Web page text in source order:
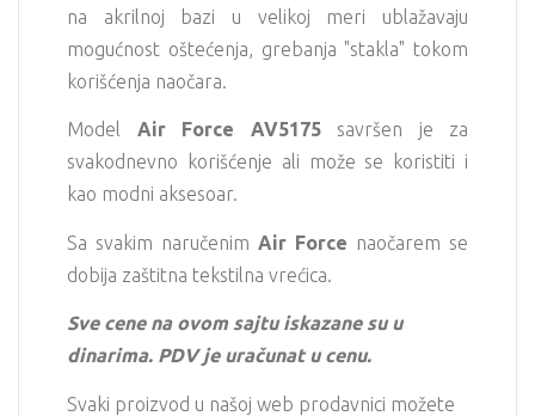
na akrilnoj bazi u velikoj meri ublažavaju
mogućnost oštećenja, grebanja "stakla" tokom
korišćenja naočara.
Model Air Force AV5175savršen je za
svakodnevno korišćenje ali može se koristiti i
kao modni aksesoar.
Sa svakim naručenim Air Force naočarem se
dobija zaštitna tekstilna vrećica.
Sve cene na ovom sajtu iskazane su u
dinarima. PDV je uračunat u cenu.
Svaki proizvod u našoj web prodavnici možete